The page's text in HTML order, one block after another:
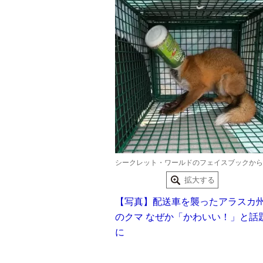
シークレット・ワールドのフェイスブックから
拡大する
【写真】配送車を襲ったアラスカ
のクマ なぜか「かわいい！」と話
に